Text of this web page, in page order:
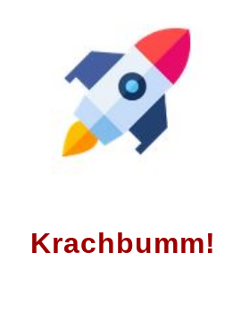
Krachbumm!